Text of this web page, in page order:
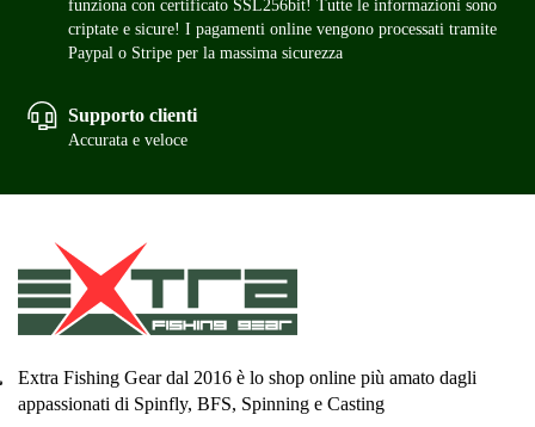
funziona con certificato SSL256bit! Tutte le informazioni sono
criptate e sicure! I pagamenti online vengono processati tramite
Paypal o Stripe per la massima sicurezza
Supporto clienti
Accurata e veloce
Extra Fishing Gear dal 2016 è lo shop online più amato dagli
appassionati di Spinfly, BFS, Spinning e Casting